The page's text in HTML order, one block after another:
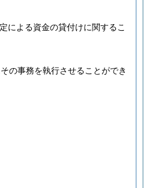
による資金の貸付けに関するこ
の事務を執行させることができ